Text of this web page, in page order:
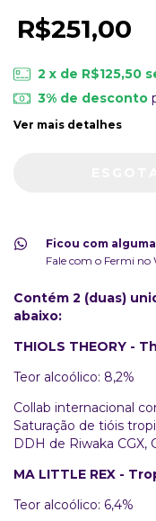
R$251,00
2 x de R$125,50
3% de desconto
Ver mais detalhes
Ficou com
Fale com o Fermi
Contém 2 (duas)
abaixo:
THIOLS THEORY -
Teor alcoólico: 8,2%
Collab internacional
Saturação de tióis
DDH de Riwaka CGX,
MA LITTLE REX -
Teor alcoólico: 6,4%